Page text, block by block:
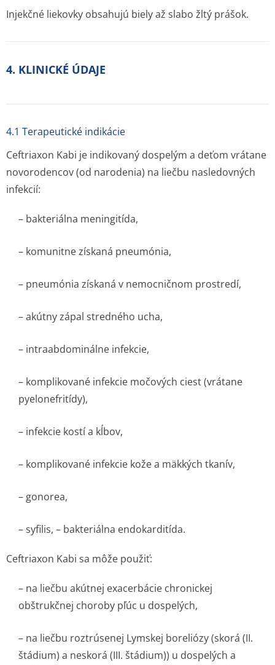
Injekčné liekovky obsahujú biely až slabo žltý prášok.
4. KLINICKÉ ÚDAJE
4.1 Terapeutické indikácie
Ceftriaxon Kabi je indikovaný dospelým a deťom vrátane
novorodencov (od narodenia) na liečbu nasledovných
infekcií:
– bakteriálna meningitída,
– komunitne získaná pneumónia,
– pneumónia získaná v nemocničnom prostredí,
– akútny zápal stredného ucha,
– intraabdominálne infekcie,
– komplikované infekcie močových ciest (vrátane
pyelonefritídy),
– infekcie kostí a kĺbov,
– komplikované infekcie kože a mäkkých tkanív,
– gonorea,
– syfilis, – bakteriálna endokarditída.
Ceftriaxon Kabi sa môže použiť:
– na liečbu akútnej exacerbácie chronickej
obštrukčnej choroby pľúc u dospelých,
– na liečbu roztrúsenej Lymskej boreliózy (skorá (II.
štádium) a neskorá (III. štádium)) u dospelých a